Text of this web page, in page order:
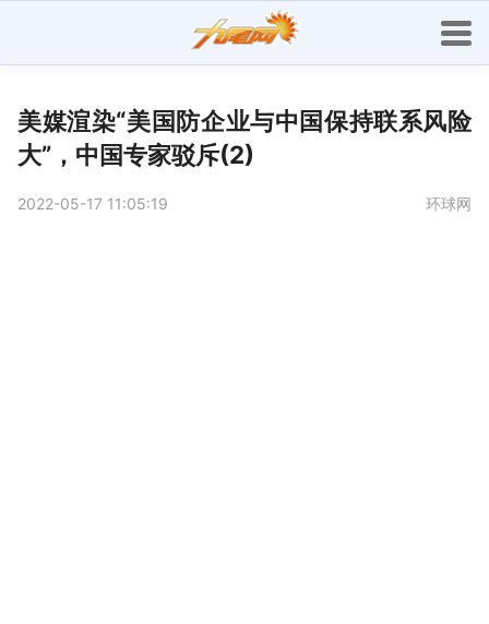
美媒渲染“美国防企业与中国保持联系风险
大”，中国专家驳斥(2)
2022-05-17 11:05:19 环球网